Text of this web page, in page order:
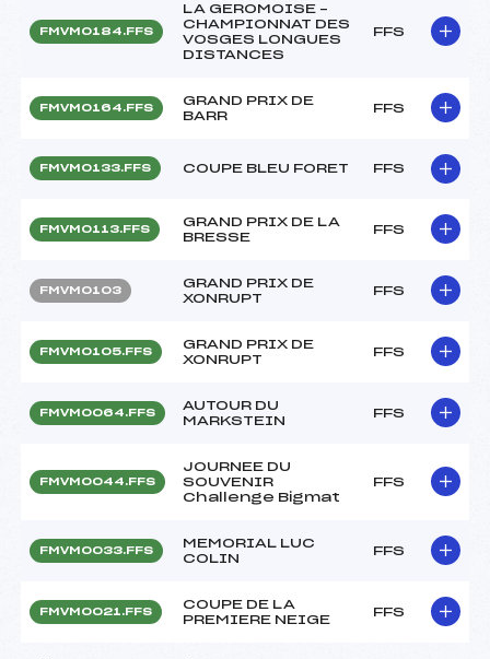
FMVM0184.FFS
LA GEROMOISE –
CHAMPIONNAT DES
VOSGES LONGUES
DISTANCES
FFS
FMVM0164.FFS
GRAND PRIX DE
BARR
FFS
FMVM0133.FFS COUPE BLEU FORET FFS
FMVM0113.FFS
GRAND PRIX DE LA
BRESSE
FFS
FMVM0103
GRAND PRIX DE
XONRUPT
FFS
FMVM0105.FFS
GRAND PRIX DE
XONRUPT
FFS
FMVM0064.FFS
AUTOUR DU
MARKSTEIN
FFS
FMVM0044.FFS
JOURNEE DU
SOUVENIR
Challenge Bigmat
FFS
FMVM0033.FFS
MEMORIAL LUC
COLIN
FFS
FMVM0021.FFS
COUPE DE LA
PREMIERE NEIGE
FFS